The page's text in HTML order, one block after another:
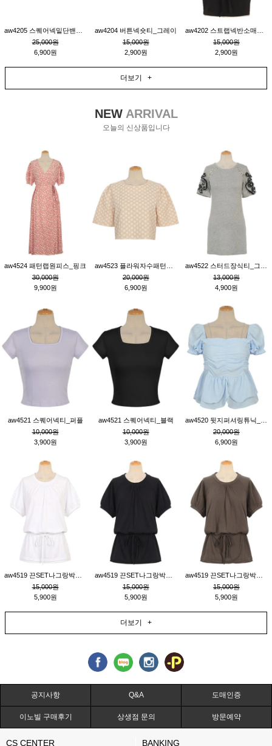
25,000원
6,900원
aw4204 버튼넥숏티_그레이
15,000원
2,900원
15,000원
2,900원
더보기 +
NEWARRIVAL
오늘의 신상품입니다
aw4524 패턴랩원피스_핑크
30,000원
9,900원
20,000원
6,900원
13,000원
4,900원
aw4521 스퀘어넥티_퍼플
10,000원
3,900원
aw4521 스퀘어넥티_블랙
10,000원
3,900원
20,000원
6,900원
15,000원
5,900원
15,000원
5,900원
15,000원
5,900원
더보기 +
공지사항 Q&A 도매인증
이노빌 구매후기 상생점 문의 방문예약
CS CENTER BANKING